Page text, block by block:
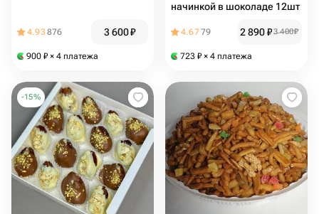
4.93876 3 600₽
900 ₽ × 4 платежа
начинкой в шоколаде 12шт
4.6779 2 890₽3 400₽
723 ₽ × 4 платежа
-15%